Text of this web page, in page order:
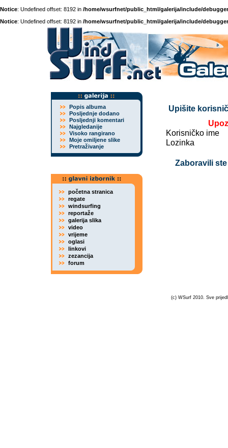
Notice: Undefined offset: 8192 in /home/wsurfnet/public_html/galerija/include/
Notice: Undefined offset: 8192 in /home/wsurfnet/public_html/galerija/include/
Popis albuma
Posljednje dodano
Posljednji komentari
Najgledanije
Visoko rangirano
Moje omiljene slike
Pretraživanje
početna stranica
regate
windsurfing
reportaže
galerija slika
video
vrijeme
oglasi
linkovi
zezancija
forum
Upišite
Korisničko ime
Lozinka
Zaboravili
(c) WSurf 2010. Sve